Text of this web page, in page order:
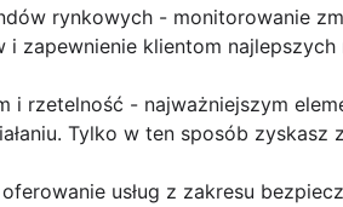
rynkowych - monitorowanie
i zapewnienie klientom najlepszych
i rzetelność - najważniejszym
Tylko w ten sposób
usług z zakresu